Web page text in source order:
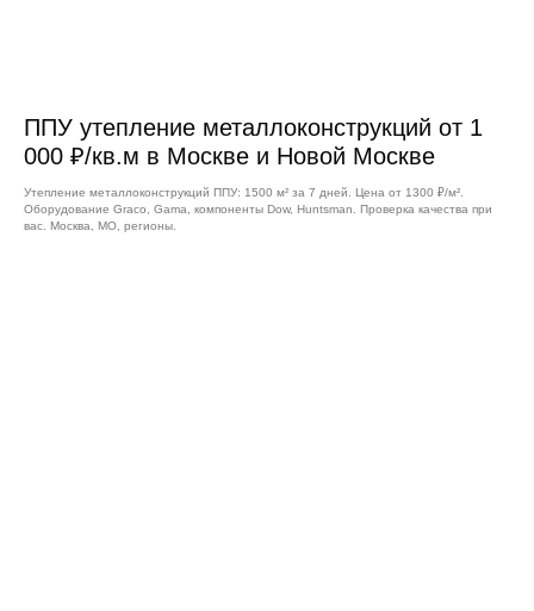
ППУ утепление металлоконструкций от 1
000 ₽/кв.м в Москве и Новой Москве
Утепление металлоконструкций ППУ: 1500 м² за 7 дней. Цена от 1300 ₽/м².
Оборудование Graco, Gama, компоненты Dow, Huntsman. Проверка качества при
вас. Москва, МО, регионы.